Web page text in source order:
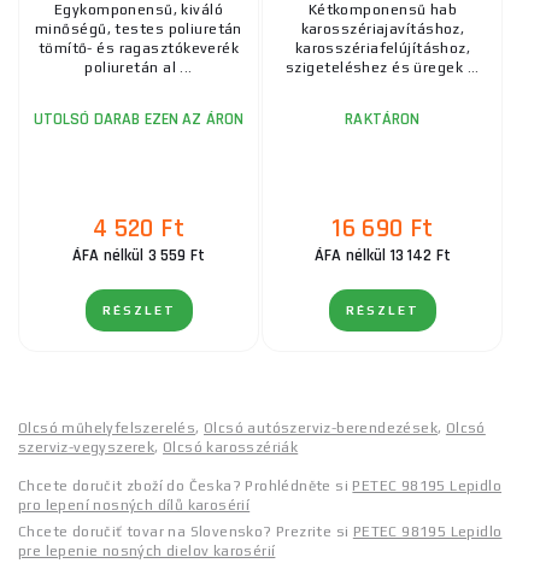
Egykomponensű, kiváló
minőségű, testes poliuretán
tömítő- és ragasztókeverék
poliuretán al ...
UTOLSÓ DARAB EZEN AZ ÁRON
4 520 Ft
ÁFA nélkül 3 559 Ft
RÉSZLET
Kétkomponensű hab
karosszériajavításhoz,
karosszériafelújításhoz,
szigeteléshez és üregek ...
RAKTÁRON
16 690 Ft
ÁFA nélkül 13 142 Ft
RÉSZLET
Olcsó műhelyfelszerelés, Olcsó autószerviz-berendezések, Olcsó
szerviz-vegyszerek, Olcsó karosszériák
Chcete doručit zboží do Česka? Prohlédněte si PETEC 98195 Lepidlo
pro lepení nosných dílů karosérií
Chcete doručiť tovar na Slovensko? Prezrite si PETEC 98195 Lepidlo
pre lepenie nosných dielov karosérií